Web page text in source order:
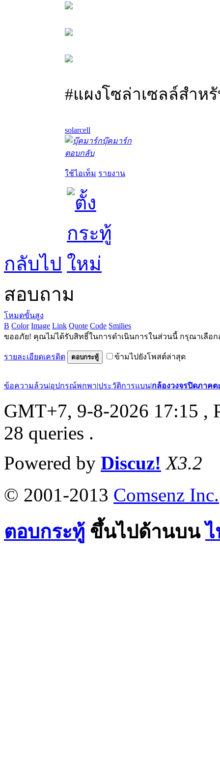
#แผงโซล่าเซลล์สำห
solarcell
บุ๊คมาร์ก
ตอบกลับ
ใช้ไอเท็ม รายงาน
กลับไป
สอบถาม
โหมดขั้นสูง
B Color Image Link Quote Code Smilies
ขออภัย! คุณไม่ได้รับสิทธิ์ในการดำเนินการในส่วนนี้ กรุณาเลือก
รายละเอียดเครดิต ตอบกระทู้ ข้ามไปยังโพสต์ล่าสุด
ข้อความล้วน|อุปกรณ์พกพา|ประวัติการแบน|กล้องวงจรปิดภาค
GMT+7, 9-8-2026 17:15 ,
28 queries .
Powered by Discuz! X3.2
© 2001-2013 Comsenz Inc.
ตอบกระทู้ ขึ้นไปด้านบน